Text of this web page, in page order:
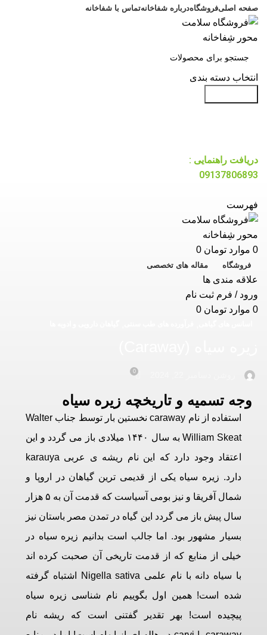
صفحه اصلیفروشگاهدرباره شفاخانهتماس با شفاخانه
انتخاب دسته بندی
دریافت راهنمایی :
09137806893
فهرست
0 موارد تومان
فروشگاه مقاله های تخصصی
علاقه مندی ها
ورود / فرم ثبت نام
0 موارد تومان
0
وجه تسمیه و تاریخچه زیره سیاه
استفاده از نام caraway نخستین بار توسط جناب Walter
William Skeat به سال ۱۴۴۰ میلادی باز می گردد و این
اعتقاد وجود دارد که این نام ریشه ی عربی karauya
دارد. زیره سیاه یکی از قدیمی ترین گیاهان در اروپا و
شمال آفریقا و نیز بومی آسیاست که قدمت آن به ۵ هزار
سال پیش باز می گردد این گیاه در تمدن مصر باستان نیز
بسیار مشهور بود. اما جالب است بدانیم زیره سیاه در
خیلی از منابع که از قدمت تاریخی آن صحبت کرده اند
با سیاه دانه
با نام علمی Nigella sativa اشتباه گرفته
شده است! همین اول بگوییم نام شناسی زیره سیاه
پیچیده است! بهر تقدیر گفتنی است که ریشه نام